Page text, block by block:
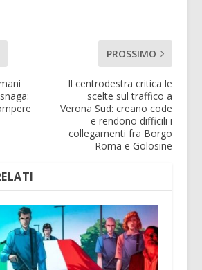
PROSSIMO
Il centrodestra critica le
scelte sul traffico a
Verona Sud: creano code
e rendono difficili i
collegamenti fra Borgo
Roma e Golosine